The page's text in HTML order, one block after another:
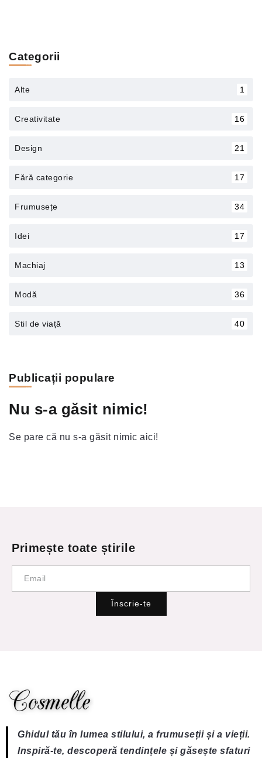
Categorii
Alte 1
Creativitate 16
Design 21
Fără categorie 17
Frumusețe 34
Idei 17
Machiaj 13
Modă 36
Stil de viață 40
Publicații populare
Nu s-a găsit nimic!
Se pare că nu s-a găsit nimic aici!
Primește toate știrile
Înscrie-te
Ghidul tău în lumea stilului, a frumuseții și a vieții.
Inspiră-te, descoperă tendințele și găsește sfaturi